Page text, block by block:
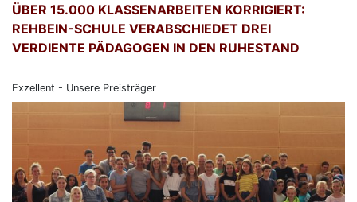
ÜBER 15.000 KLASSENARBEITEN KORRIGIERT:
REHBEIN-SCHULE VERABSCHIEDET DREI
VERDIENTE PÄDAGOGEN IN DEN RUHESTAND
Exzellent - Unsere Preisträger